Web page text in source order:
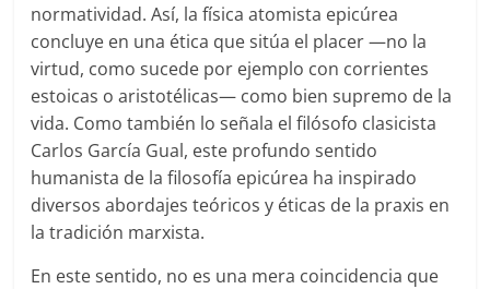
normatividad. Así, la física atomista epicúrea
concluye en una ética que sitúa el placer —no la
virtud, como sucede por ejemplo con corrientes
estoicas o aristotélicas— como bien supremo de la
vida. Como también lo señala el filósofo clasicista
Carlos García Gual, este profundo sentido
humanista de la filosofía epicúrea ha inspirado
diversos abordajes teóricos y éticas de la praxis en
la tradición marxista.
En este sentido, no es una mera coincidencia que